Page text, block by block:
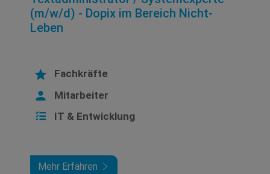
(m/w/d) - Dopix im Bereich Nicht-
Leben
Fachkräfte
Mitarbeiter
IT & Entwicklung
Mehr Erfahren